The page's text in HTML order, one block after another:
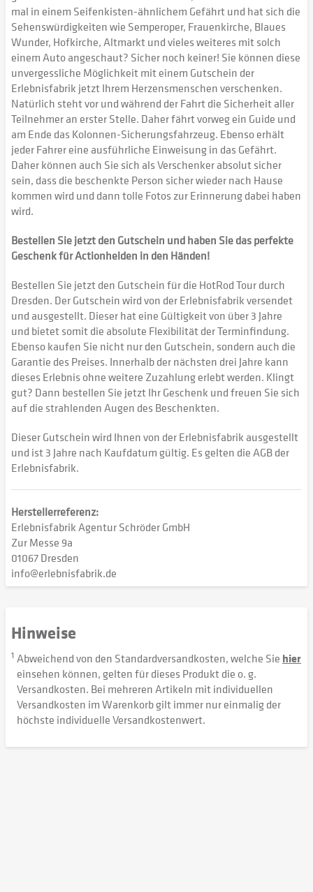
mal in einem Seifenkisten-ähnlichem Gefährt und hat sich die
Sehenswürdigkeiten wie Semperoper, Frauenkirche, Blaues
Wunder, Hofkirche, Altmarkt und vieles weiteres mit solch
einem Auto angeschaut? Sicher noch keiner! Sie können diese
unvergessliche Möglichkeit mit einem Gutschein der
Erlebnisfabrik jetzt Ihrem Herzensmenschen verschenken.
Natürlich steht vor und während der Fahrt die Sicherheit aller
Teilnehmer an erster Stelle. Daher fährt vorweg ein Guide und
am Ende das Kolonnen-Sicherungsfahrzeug. Ebenso erhält
jeder Fahrer eine ausführliche Einweisung in das Gefährt.
Daher können auch Sie sich als Verschenker absolut sicher
sein, dass die beschenkte Person sicher wieder nach Hause
kommen wird und dann tolle Fotos zur Erinnerung dabei haben
wird.
Bestellen Sie jetzt den Gutschein und haben Sie das perfekte
Geschenk für Actionhelden in den Händen!
Bestellen Sie jetzt den Gutschein für die HotRod Tour durch
Dresden. Der Gutschein wird von der Erlebnisfabrik versendet
und ausgestellt. Dieser hat eine Gültigkeit von über 3 Jahre
und bietet somit die absolute Flexibilität der Terminfindung.
Ebenso kaufen Sie nicht nur den Gutschein, sondern auch die
Garantie des Preises. Innerhalb der nächsten drei Jahre kann
dieses Erlebnis ohne weitere Zuzahlung erlebt werden. Klingt
gut? Dann bestellen Sie jetzt Ihr Geschenk und freuen Sie sich
auf die strahlenden Augen des Beschenkten.
Dieser Gutschein wird Ihnen von der Erlebnisfabrik ausgestellt
und ist 3 Jahre nach Kaufdatum gültig. Es gelten die AGB der
Erlebnisfabrik.
Herstellerreferenz:
Erlebnisfabrik Agentur Schröder GmbH
Zur Messe 9a
01067 Dresden
info@erlebnisfabrik.de
Hinweise
1 Abweichend von den Standardversandkosten, welche Sie hier
einsehen können, gelten für dieses Produkt die o. g.
Versandkosten. Bei mehreren Artikeln mit individuellen
Versandkosten im Warenkorb gilt immer nur einmalig der
höchste individuelle Versandkostenwert.